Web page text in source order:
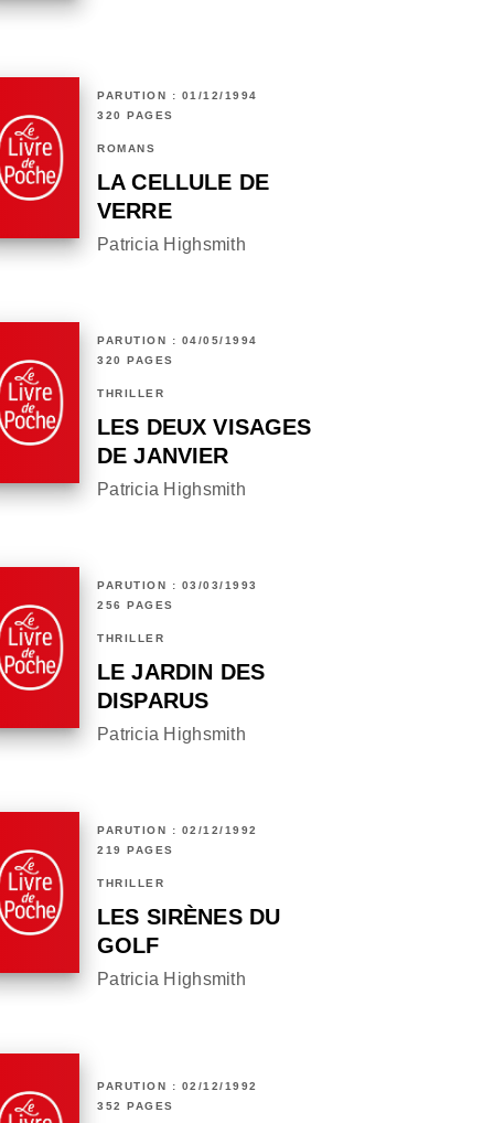
PARUTION : 01/12/1994
320 PAGES
ROMANS
LA CELLULE DE
VERRE
Patricia Highsmith
PARUTION : 04/05/1994
320 PAGES
THRILLER
LES DEUX VISAGES
DE JANVIER
Patricia Highsmith
PARUTION : 03/03/1993
256 PAGES
THRILLER
LE JARDIN DES
DISPARUS
Patricia Highsmith
PARUTION : 02/12/1992
219 PAGES
THRILLER
LES SIRÈNES DU
GOLF
Patricia Highsmith
PARUTION : 02/12/1992
352 PAGES